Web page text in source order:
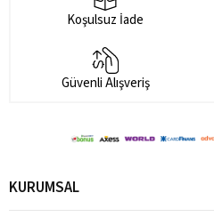
Koşulsuz İade
Güvenli Alışveriş
KURUMSAL